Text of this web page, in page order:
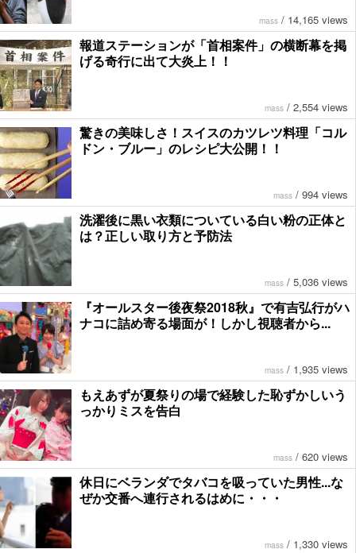
mass / 14,165 views
報道ステーションが「首相案件」の横断幕を掲
げる奇行に出て大炎上！！
mass / 2,554 views
驚きの美味しさ！スイスのカツレツ料理「コル
ドン・ブルー」のレシピ大公開！！
mass / 994 views
洗濯後に黒い衣類についている白い粉の正体と
は？正しい取り方と予防法
mass / 5,036 views
『オールスター後夜祭2018秋』で有吉弘行がハ
ナコに詰め寄る場面が！しかし視聴者から...
mass / 1,935 views
もえあずが夏祭りの場で経験した恥ずかしいう
っかりミスを告白
mass / 620 views
休日にベランダでタバコを吸っていた男性...な
ぜか交番へ連行されるはめに・・・
mass / 1,330 views